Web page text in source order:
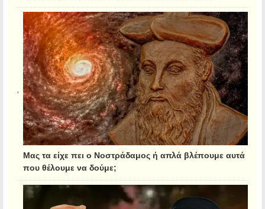
Μας τα είχε πει ο Νοστράδαμος ή απλά βλέπουμε αυτά
που θέλουμε να δούμε;